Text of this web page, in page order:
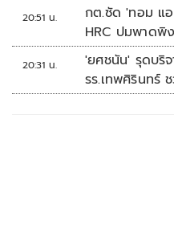
20:51 น.
กต.ซัด 'ทอม แ
HRC ปมพาดพิ
20:31 น.
'ยศชนัน' รุดบริ
รร.เทพศิรินทร์